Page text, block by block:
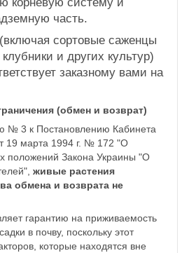
часть.
сортовые саженцы
клубники и других культур)
заказному вами на
(обмен и возврат)
№ 3 к Постановлению Кабинета
19 марта 1994 г. № 172 "О
положений Закона Украины "О
живые растения
обмена и возврата не
гарантию на приживаемость
в почву, поскольку этот
которые находятся вне